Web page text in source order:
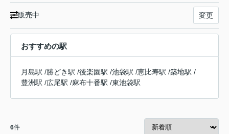
販売中 変更
おすすめの駅
月島駅 /勝どき駅 /後楽園駅 /池袋駅 /恵比寿駅 /築地駅 /
豊洲駅 /広尾駅 /麻布十番駅 /東池袋駅
6件